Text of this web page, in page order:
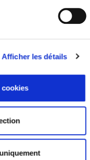
Afficher les détails
par
frais